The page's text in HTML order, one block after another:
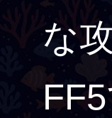
な